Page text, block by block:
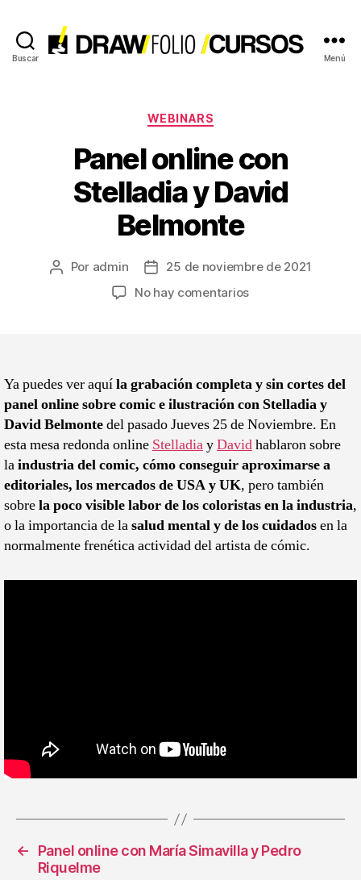
Buscar
Drawfolio
Menú
Categorías
WEBINARS
Panel online con
Stelladia y David
Belmonte
Autor
Por admin
Fecha
de
25 de noviembre de 2021
No hay comentariosen
y
David
Ya puedes ver aquíla grabación completa y sin cortes del
panel online sobre comic e ilustración con Stelladia y
David Belmontedel pasado Jueves 25 de Noviembre. En
esta mesa redonda online StelladiayDavidhablaron sobre
laindustria del comic, cómo conseguir aproximarse a
editoriales, los mercados de USA y UK, pero también
sobrela poco visible labor de los coloristas en la industria,
o la importancia de lasalud mental y de los cuidadosen la
normalmente frenética actividad del artista de cómic.
←
Panel online con María Simavilla y Pedro
Riquelme